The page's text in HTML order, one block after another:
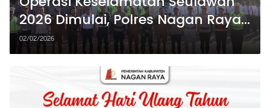
2026 Dimulai, Polres Nagan Raya
Gelar Apel Pasukan
02/02/2026